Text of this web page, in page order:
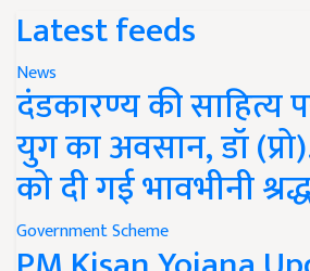
Latest feeds
News
दंडकारण्य की साहित्य
युग का अवसान, डॉ
को दी गई भावभीनी
Government Scheme